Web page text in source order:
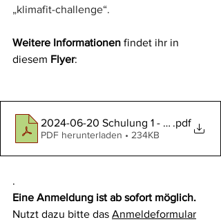
„klimafit-challenge“.
Weitere Informationen findet ihr in
diesem Flyer:
2024-06-20 Schulung 1 - Flyer
.pdf
PDF herunterladen • 234KB
.
Eine Anmeldung ist ab sofort möglich.
Nutzt dazu bitte das Anmeldeformular